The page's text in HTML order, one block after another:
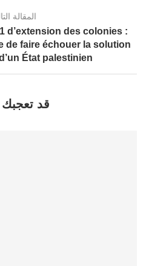
المقالة
d’extension des colonies :
de faire échouer la solution
État palestinien
قد تعجبك